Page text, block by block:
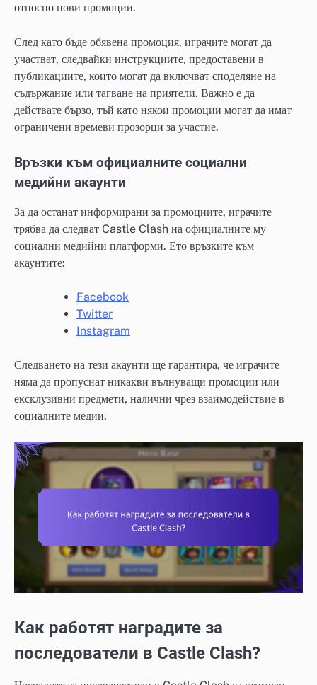
относно нови промоции.
След като бъде обявена промоция, играчите могат да
участват, следвайки инструкциите, предоставени в
публикациите, които могат да включват споделяне на
съдържание или тагване на приятели. Важно е да
действате бързо, тъй като някои промоции могат да имат
ограничени времеви прозорци за участие.
Връзки към официалните социални
медийни акаунти
За да останат информирани за промоциите, играчите
трябва да следват Castle Clash на официалните му
социални медийни платформи. Ето връзките към
акаунтите:
Facebook
Twitter
Instagram
Следването на тези акаунти ще гарантира, че играчите
няма да пропуснат никакви вълнуващи промоции или
ексклузивни предмети, налични чрез взаимодействие в
социалните медии.
Как работят наградите за
последователи в Castle Clash?